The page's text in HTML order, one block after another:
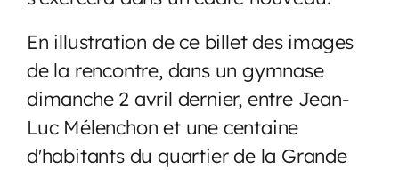
En illustration de ce billet des images
de la rencontre, dans un gymnase
dimanche 2 avril dernier, entre Jean-
Luc Mélenchon et une centaine
d'habitants du quartier de la Grande